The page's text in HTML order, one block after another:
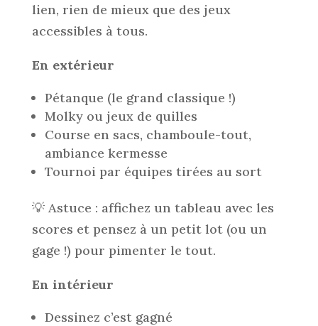
lien, rien de mieux que des jeux
accessibles à tous.
En extérieur
Pétanque (le grand classique !)
Molky ou jeux de quilles
Course en sacs, chamboule-tout,
ambiance kermesse
Tournoi par équipes tirées au sort
💡 Astuce : affichez un tableau avec les
scores et pensez à un petit lot (ou un
gage !) pour pimenter le tout.
En intérieur
Dessinez c’est gagné